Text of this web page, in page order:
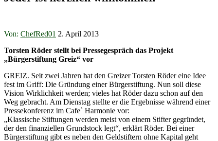
Von: ChefRed01 2. April 2013
Torsten Röder stellt bei Pressegespräch das Projekt
„Bürgerstiftung Greiz“ vor
GREIZ. Seit zwei Jahren hat den Greizer Torsten Röder eine Idee
fest im Griff: Die Gründung einer Bürgerstiftung. Nun soll diese
Vision Wirklichkeit werden; vieles hat Röder dazu schon auf den
Weg gebracht. Am Dienstag stellte er die Ergebnisse während einer
Pressekonferenz im Cafe` Harmonie vor:
„Klassische Stiftungen werden meist von einem Stifter gegründet,
der den finanziellen Grundstock legt“, erklärt Röder. Bei einer
Bürgerstiftung gibt es neben den Geldstiftern ohne Kapital geht